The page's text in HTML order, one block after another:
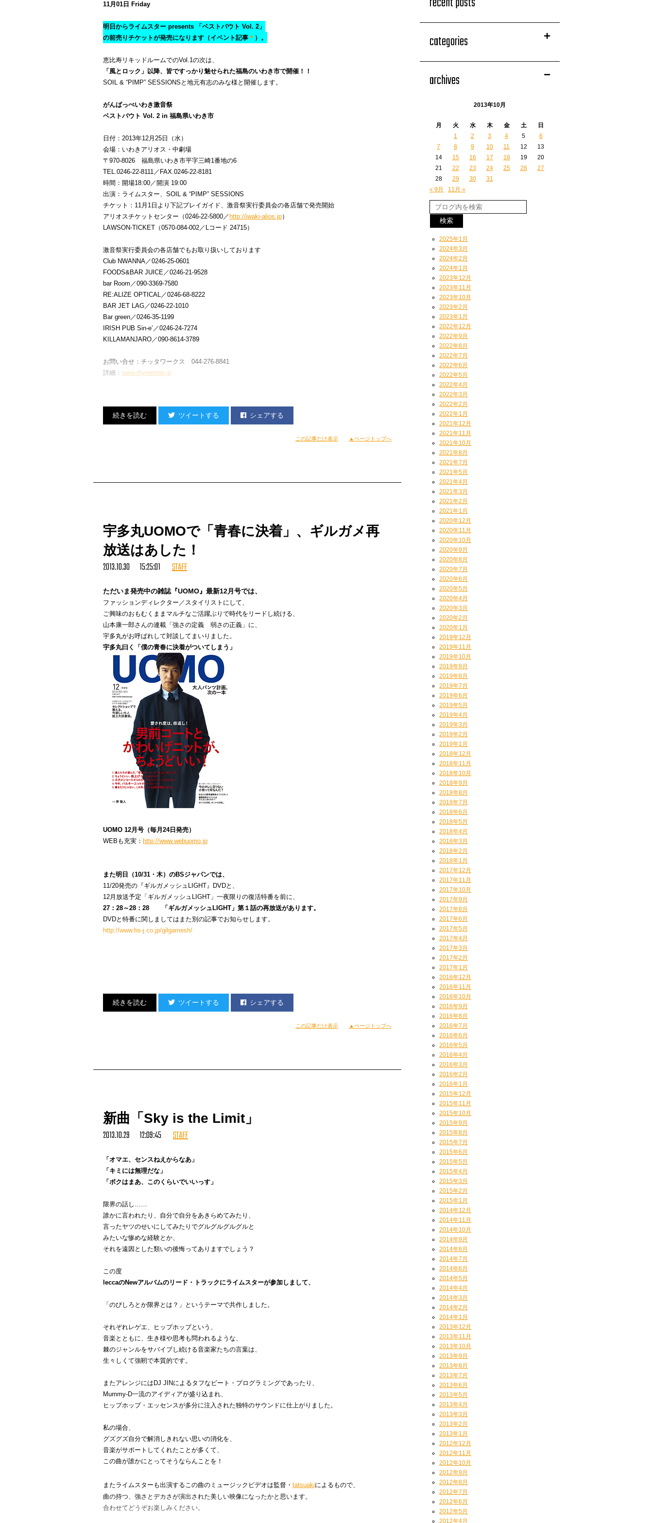
11月01日 Friday
明日からライムスター presents 「ベストバウト Vol. 2」
の前売りチケットが発売になります（イベント記事 ＊ ）。
恵比寿リキッドルームでのVol.1の次は、
「風とロック」以降、皆ですっかり魅せられた福島のいわき市で開催！！
SOIL & “PIMP” SESSIONSと地元有志のみな様と開催します。
がんばっぺいわき激音祭
ベストバウト Vol. 2 in 福島県いわき市
日付：2013年12月25日（水）
会場：いわきアリオス・中劇場
〒970-8026 福島県いわき市平字三崎1番地の6
TEL.0246-22-8111／FAX.0246-22-8181
時間：開場18:00／開演 19:00
出演：ライムスター、SOIL & “PIMP” SESSIONS
チケット：11月1日より下記プレイガイド、激音祭実行委員会の各店舗で発売開始
アリオスチケットセンター（0246-22-5800／http://iwaki-alios.jp）
LAWSON-TICKET（0570-084-002／Lコード 24715）
激音祭実行委員会の各店舗でもお取り扱いしております
Club NWANNA／0246-25-0601
FOODS&BAR JUICE／0246-21-9528
bar Room／090-3369-7580
RE:ALIZE OPTICAL／0246-68-8222
BAR JET LAG／0246-22-1010
Bar green／0246-35-1199
IRISH PUB Sin-e’／0246-24-7274
KILLAMANJARO／090-8614-3789
お問い合せ：チッタワークス 044-276-8841
詳細： www.rhymester.jp
もちろん毎月第一金曜日は、
DJ JIN主催レギュラーパーティー「BREAKTHROUGH」開催！
Fee: ￥2,500（1D）
special DJ session: Physical Sound Sport
DJs:
DJ JIN (Rhymester)
Ladidadi (Physical Sound Sport/Jazzy Sport)
FREEDOMCHICKEN (14Catherine/Jazzy Sport Brooklyn)
Breakthrough DJ sepia:
Koba Trench (Radio Tsukuba -FunkyTown-)
Food:
ドミンゴ企画
またMTV「MUSIC PLATE」には映像 ディレクターの
leccaとの対談でlecca作品のことを語ります。
（「Sky is the Limit 」MVの放映はもう少し先になりそうです）
11/1（金）21:00～：MTV「MUSIC PLATE」出演。
【初回放送】11/1（金）21:00-22:00
【リピート放送】11/3（日）22:00-23:00 / 11/5（火）24:00-25:00
※HP：http://www.mtvjapan.com/onair/program/3928
ツイートする シェアする
この記事だけ表示 ▲ページトップへ
宇多丸UOMOで「青春に決着」、ギルガメ再
放送はあした！
2013.10.30 15:25:01 STAFF
ただいま発売中の雑誌『UOMO』最新12月号では、
ファッションディレクター／スタイリストにして、
ご興味のおもむくままマルチなご活躍ぶりで時代をリードし続ける、
山本康一郎さんの連載「強さの定義 弱さの正義」に、
宇多丸がお呼ばれして対談してまいりました。
宇多丸曰く「僕の青春に決着がついてしまう」
UOMO 12月号（毎月24日発売）
WEBも充実： http://www.webuomo.jp
また明日（10/31・木）のBSジャパンでは、
11/20発売の『ギルガメッシュLIGHT』DVDと、
12月放送予定「ギルガメッシュLIGHT」一夜限りの復活特番を前に、
27：28～28：28 「ギルガメッシュLIGHT」第１話の再放送があります。
DVDと特番に関しましてはまた別の記事でお知らせします。
http://www.bs-j.co.jp/gilgamesh/
ツイートする シェアする
この記事だけ表示 ▲ページトップへ
新曲「Sky is the Limit」
2013.10.29 12:09:45 STAFF
「オマエ、センスねえからなあ」
「キミには無理だな」
「ボクはまあ、このくらいでいいっす」
限界の話し……
誰かに言われたり、自分で自分をあきらめてみたり、
言ったヤツのせいにしてみたりでグルグルグルグルと
みたいな惨めな経験とか、
それを遠因とした類いの後悔ってありますでしょう？
この度
leccaのNewアルバムのリード・トラックにライムスターが参加しまして、
「のびしろとか限界とは？」というテーマで共作しました。
それぞれレゲエ、ヒップホップという、
音楽とともに、生き様や思考も問われるような、
棘のジャンルをサバイブし続ける音楽家たちの言葉は、
生々しくて強靭で本質的です。
またアレンジにはDJ JINによるタフなビート・プログラミングであったり、
Mummy-D一流のアイディアが盛り込まれ、
ヒップホップ・エッセンスが多分に注入された独特のサウンドに仕上がりました。
私の場合、
グズグズ自分で解消しきれない思いの消化を、
音楽がサポートしてくれたことが多くて、
この曲が誰かにとってそうならんことを！
またライムスターも出演するこの曲のミュージックビデオは監督・ tatsuakiによるもので、
曲の持つ、強さとデカさが演出された美しい映像になったかと思います。
合わせてどうぞお楽しみください。
categories
archives
2013年10月
月 火 水 木 金 土
日
1
2 3 4 5
6
7
8 9 10 11 12
13
14
15 16 17 18 19
20
21
22 23 24 25 26
27
28
29 30
31
« 9月
11月 »
2025年1月
2024年3月
2024年2月
2024年1月
2023年12月
2023年11月
2023年10月
2023年2月
2023年1月
2022年12月
2022年9月
2022年8月
2022年7月
2022年6月
2022年5月
2022年4月
2022年3月
2022年2月
2022年1月
2021年12月
2021年11月
2021年10月
2021年8月
2021年7月
2021年5月
2021年4月
2021年3月
2021年2月
2021年1月
2020年12月
2020年11月
2020年10月
2020年9月
2020年8月
2020年7月
2020年6月
2020年5月
2020年4月
2020年3月
2020年2月
2020年1月
2019年12月
2019年11月
2019年10月
2019年9月
2019年8月
2019年7月
2019年6月
2019年5月
2019年4月
2019年3月
2019年2月
2019年1月
2018年12月
2018年11月
2018年10月
2018年9月
2018年8月
2018年7月
2018年6月
2018年5月
2018年4月
2018年3月
2018年2月
2018年1月
2017年12月
2017年11月
2017年10月
2017年9月
2017年8月
2017年6月
2017年5月
2017年4月
2017年3月
2017年2月
2017年1月
2016年12月
2016年11月
2016年10月
2016年9月
2016年8月
2016年7月
2016年6月
2016年5月
2016年4月
2016年3月
2016年2月
2016年1月
2015年12月
2015年11月
2015年10月
2015年9月
2015年8月
2015年7月
2015年6月
2015年5月
2015年4月
2015年3月
2015年2月
2015年1月
2014年12月
2014年11月
2014年10月
2014年9月
2014年8月
2014年7月
2014年6月
2014年5月
2014年4月
2014年3月
2014年2月
2014年1月
2013年12月
2013年11月
2013年10月
2013年9月
2013年8月
2013年7月
2013年6月
2013年5月
2013年4月
2013年3月
2013年2月
2013年1月
2012年12月
2012年11月
2012年10月
2012年9月
2012年8月
2012年7月
2012年6月
2012年5月
2012年4月